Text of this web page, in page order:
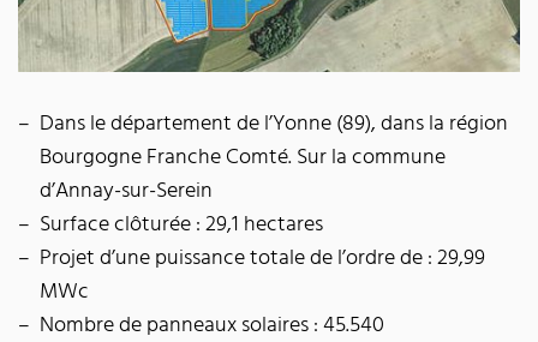
Dans le département de l’Yonne (89), dans la région
Bourgogne Franche Comté. Sur la commune
d’Annay-sur-Serein
Surface clôturée : 29,1 hectares
Projet d’une puissance totale de l’ordre de : 29,99
MWc
Nombre de panneaux solaires : 45.540